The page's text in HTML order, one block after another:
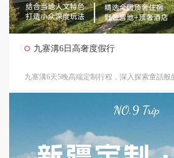
九寨溝6日高奢度假行
九寨溝6天5晚高端定制行程，深入探索童話般